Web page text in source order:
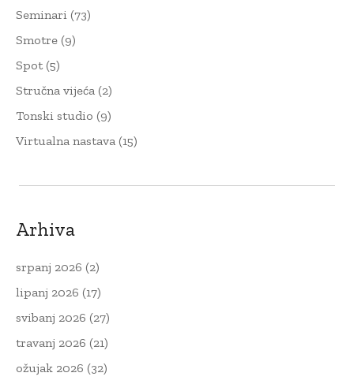
Seminari (73)
Smotre (9)
Spot(5)
Stručna vijeća (2)
Tonski studio (9)
Virtualna nastava (15)
Arhiva
srpanj 2026 (2)
lipanj 2026 (17)
svibanj 2026 (27)
travanj 2026 (21)
ožujak 2026 (32)